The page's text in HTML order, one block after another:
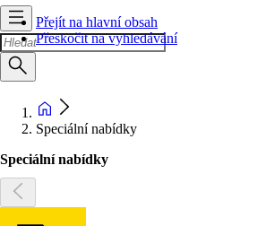
Přejít na hlavní obsah
Přeskočit na vyhledávání
Speciální nabídky
Speciální nabídky